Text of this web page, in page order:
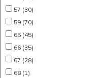
57 (30)
59 (70)
65 (45)
66 (35)
67 (28)
68 (1)